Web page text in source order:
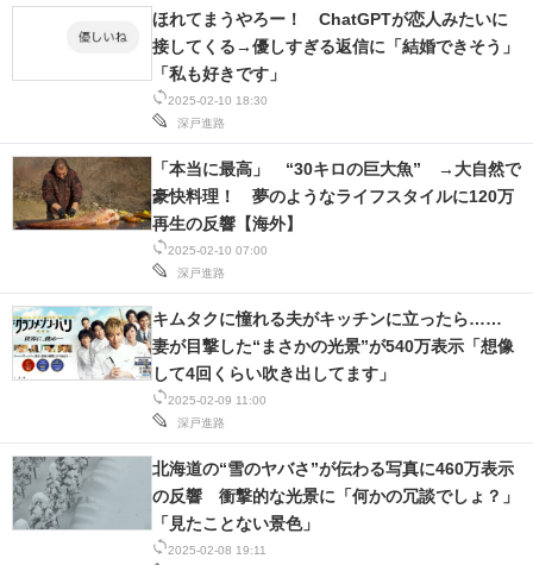
AI活用のいまが分かる
企業ITのトレンドを詳説
経営リーダーのコミュニティ
マーケ×ITの今がよく分かる
ITエンジニア向け専門サイト
企業向けIT製品の総合サイト
IT製品の技術・比較・事例
製造業のIT導入・活用を支援
モノづくり技術者専門サイト
エレクトロニクス専門サイト
電子設計の基本と応用
2025-02-10 18:30
深戸進路
ほれてまうやろー！ ChatGPTが恋人みたいに
接してくる→優しすぎる返信に「結婚できそう」
「私も好きです」
2025-02-10 07:00
深戸進路
「本当に最高」 “30キロの巨大魚” →大自然で
豪快料理！ 夢のようなライフスタイルに120万
再生の反響【海外】
2025-02-09 11:00
深戸進路
キムタクに憧れる夫がキッチンに立ったら……
妻が目撃した“まさかの光景”が540万表示「想像
して4回くらい吹き出してます」
2025-02-08 19:11
北海道の“雪のヤバさ”が伝わる写真に460万表示
の反響 衝撃的な光景に「何かの冗談でしょ？」
「見たことない景色」